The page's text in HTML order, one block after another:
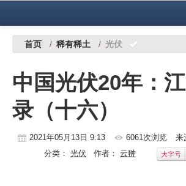
中国有色金属报社主办 广告服务
铜镍铅锌
铝
稀有稀土
首页 / 稀有稀土 / 光伏
中国光伏20年：
录（十六）
2021年05月13日 9:13 6061次浏览 来
分类： 光伏 作者： 云翀 大字号